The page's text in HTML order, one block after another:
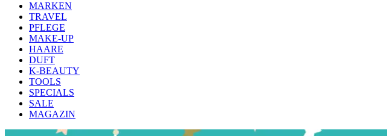
MARKEN
TRAVEL
PFLEGE
MAKE-UP
HAARE
DUFT
K-BEAUTY
TOOLS
SPECIALS
SALE
MAGAZIN